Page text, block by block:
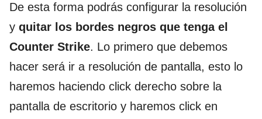
De esta forma podrás configurar la resolución
y quitar los bordes negros que tenga el
Counter Strike. Lo primero que debemos
hacer será ir a resolución de pantalla, esto lo
haremos haciendo click derecho sobre la
pantalla de escritorio y haremos click en